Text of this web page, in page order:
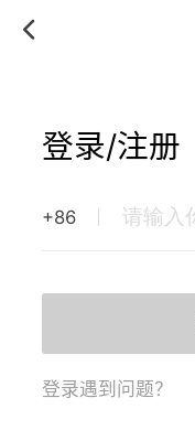
登录/注册
+86
登录遇到问题？